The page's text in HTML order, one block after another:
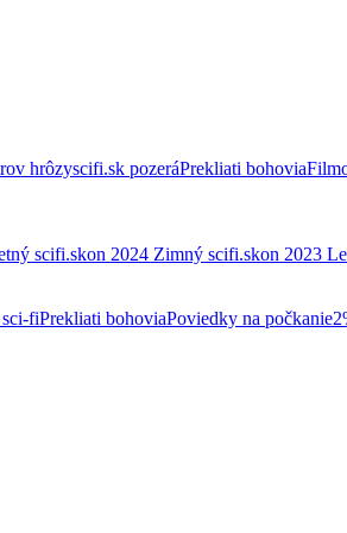
hrôzyscifi.sk pozeráPrekliati bohovia
scifi.skon 2024 Zimný scifi.skon 2023
fiPrekliati bohoviaPoviedky na počkanie